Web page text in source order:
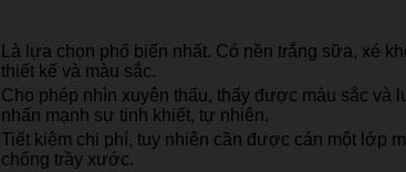
Là lựa chọn phổ biến nhất. Có nền trắng sữa, xé
thiết kế và màu sắc.
Cho phép nhìn xuyên thấu, thấy được màu sắc
nhấn mạnh sự tinh khiết, tự nhiên.
Tiết kiệm chi phí, tuy nhiên cần được cán một lớp
chống trầy xước.